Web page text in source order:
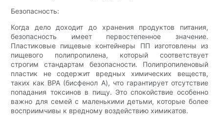
Безопасность:
Когда дело доходит до хранения продуктов питания,
безопасность имеет первостепенное значение.
Пластиковые пищевые контейнеры ПП изготовлены из
пищевого полипропилена, который соответствует
строгим стандартам безопасности. Полипропиленовый
пластик не содержит вредных химических веществ,
таких как BPA (бисфенол А), что гарантирует отсутствие
попадания токсинов в пищу. Это спокойствие особенно
важно для семей с маленькими детьми, которые более
восприимчивы к вредному воздействию химикатов.